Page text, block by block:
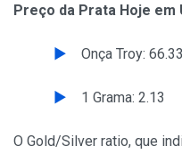
Preço da Prata Hoje em
Onça Troy: 66.33
1 Grama: 2.13
O Gold/Silver ratio, que